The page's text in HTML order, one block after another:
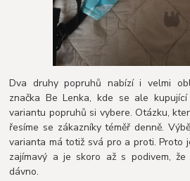
Dva druhy popruhů nabízí i velmi
značka Be Lenka, kde se ale
variantu popruhů si vybere. Otázku,
řesíme se zákazníky téměř denně.
varianta má totiž svá pro a proti. Proto
zajímavý a je skoro až s podivem,
dávno.